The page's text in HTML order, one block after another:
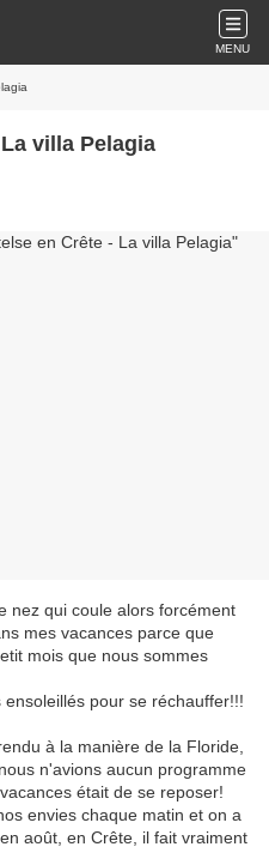
MENU
villa Pelagia
nez qui coule alors forcément
mes vacances parce que
mois que nous sommes
pour se réchauffer!!!
à la manière de la Floride,
n'avions aucun programme
était de se reposer!
envies chaque matin et on a
août, en Crête, il fait vraiment